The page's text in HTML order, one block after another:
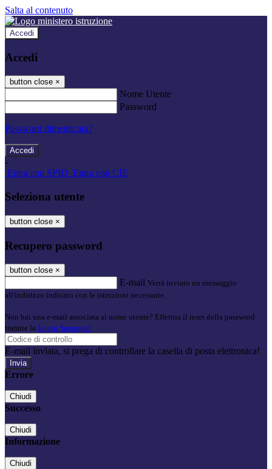
Salta al contenuto
Accedi
Accedi
button close ×
Nome Utente
Password
Password dimenticata?
-
Entra con SPID Entra con CIE
Seleziona utente
button close ×
Recupero password
button close ×
E-mail Verrà inviato un messaggio
all'indirizzo indicato con le istruzioni necessarie.
Non hai una e-mail associata al nome utente? Effettua il reset della password
tramite la Login Spaggiari
E-mail inviata, si prega di controllare la casella di posta elettronica!
Errore
Chiudi
Successo
Chiudi
Informazione
Chiudi